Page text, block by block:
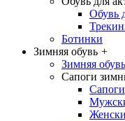
Обувь
Ботинки
Зимняя обувь +
Зимняя обувь
Сапоги